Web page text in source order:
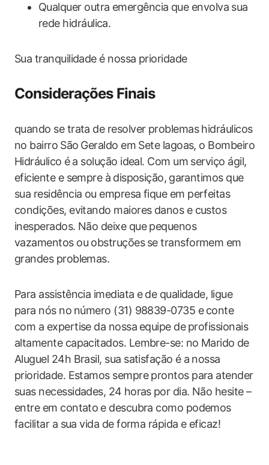
Qualquer outra emergência que envolva sua
rede hidráulica.
Sua tranquilidade é nossa prioridade
Considerações Finais
quando se trata de resolver problemas hidráulicos⁢
no bairro ⁢São ⁤Geraldo em Sete lagoas, o Bombeiro
Hidráulico ⁤é a solução ideal. Com um serviço ágil,
eficiente e ​sempre à ⁤disposição, ⁢garantimos que
sua residência ou empresa fique em perfeitas
condições, evitando maiores danos e custos
inesperados.​ Não deixe‍ que pequenos
vazamentos ou obstruções⁣ se transformem em
grandes‍ problemas.
Para assistência imediata e ⁤de qualidade, ligue​
para nós no ⁣número (31) 98839-0735‌ e ⁣conte
com a expertise da nossa ⁤equipe de ⁣profissionais‌
altamente capacitados. Lembre-se: no Marido⁣ de
Aluguel 24h ‍Brasil, sua ‌satisfação‍ é a ⁤nossa
prioridade. Estamos sempre prontos para atender
suas necessidades, 24 ⁣horas ⁣por ‌dia. ‌Não hesite –
entre em‌ contato⁤ e​ descubra como podemos
facilitar a sua vida de forma rápida e​ eficaz!